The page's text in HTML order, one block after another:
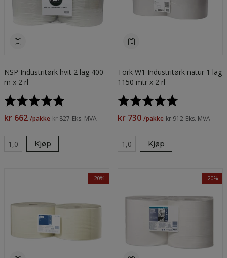
NSP Industritørk hvit 2 lag 400
m x 2 rl
Karakter:
5.0 av 5 mulige
kr 662 /pakke kr 827 Eks. MVA
Kjøp
Tork W1 Industritørk natur 1 lag
1150 mtr x 2 rl
Karakter:
kr 730 /pakke kr 912 Eks. MVA
Kjøp
-20% -20%